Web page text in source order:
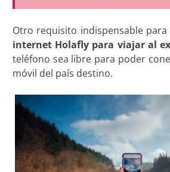
Otro requisito indispensable
internet Holafly para viajar al
teléfono sea libre para poder
móvil del país destino.